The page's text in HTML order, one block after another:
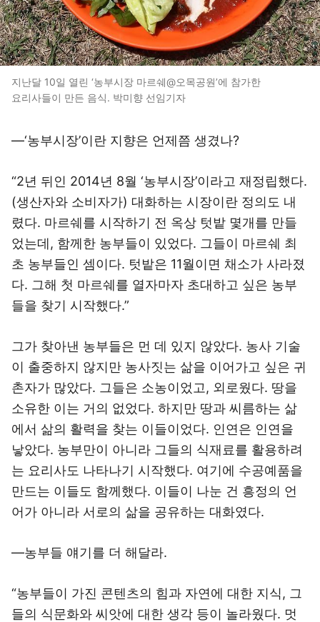
지난달 10일 열린 ‘농부시장 마르쉐@오목공원’에 참가한
요리사들이 만든 음식. 박미향 선임기자
―‘농부시장’이란 지향은 언제쯤 생겼나?
“2년 뒤인 2014년 8월 ‘농부시장’이라고 재정립했다.
(생산자와 소비자가) 대화하는 시장이란 정의도 내
렸다. 마르쉐를 시작하기 전 옥상 텃밭 몇개를 만들
었는데, 함께한 농부들이 있었다. 그들이 마르쉐 최
초 농부들인 셈이다. 텃밭은 11월이면 채소가 사라졌
다. 그해 첫 마르쉐를 열자마자 초대하고 싶은 농부
들을 찾기 시작했다.”
그가 찾아낸 농부들은 먼 데 있지 않았다. 농사 기술
이 출중하지 않지만 농사짓는 삶을 이어가고 싶은 귀
촌자가 많았다. 그들은 소농이었고, 외로웠다. 땅을
소유한 이는 거의 없었다. 하지만 땅과 씨름하는 삶
에서 삶의 활력을 찾는 이들이었다. 인연은 인연을
낳았다. 농부만이 아니라 그들의 식재료를 활용하려
는 요리사도 나타나기 시작했다. 여기에 수공예품을
만드는 이들도 함께했다. 이들이 나눈 건 흥정의 언
어가 아니라 서로의 삶을 공유하는 대화였다.
―농부들 얘기를 더 해달라.
“농부들이 가진 콘텐츠의 힘과 자연에 대한 지식, 그
들의 식문화와 씨앗에 대한 생각 등이 놀라웠다. 멋